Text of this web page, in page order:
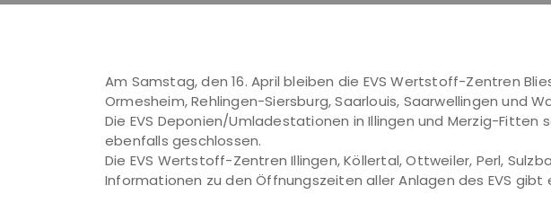
Am Samstag, den 16. April bleiben die EVS Wertstoff-Zentren
Ormesheim, Rehlingen-Siersburg, Saarlouis, Saarwellingen und
Die EVS Deponien/Umladestationen in Illingen und Merzig-
ebenfalls geschlossen.
Die EVS Wertstoff-Zentren Illingen, Köllertal, Ottweiler, Perl,
Informationen zu den Öffnungszeiten aller Anlagen des EVS gibt